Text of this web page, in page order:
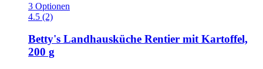
3 Optionen
4.5 (2)
Betty's Landhausküche Rentier mit Kartoffel,
200 g